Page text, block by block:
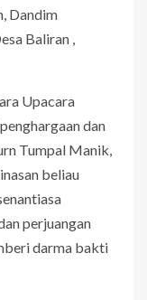
Dandim
Baliran ,
Upacara
dan
Tumpal Manik,
beliau
perjuangan
darma bakti